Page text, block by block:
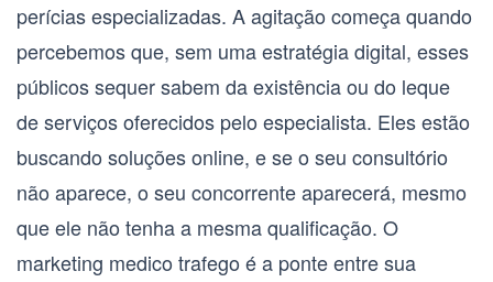
perícias especializadas. A agitação começa quando
percebemos que, sem uma estratégia digital, esses
públicos sequer sabem da existência ou do leque
de serviços oferecidos pelo especialista. Eles estão
buscando soluções online, e se o seu consultório
não aparece, o seu concorrente aparecerá, mesmo
que ele não tenha a mesma qualificação. O
marketing medico trafego é a ponte entre sua